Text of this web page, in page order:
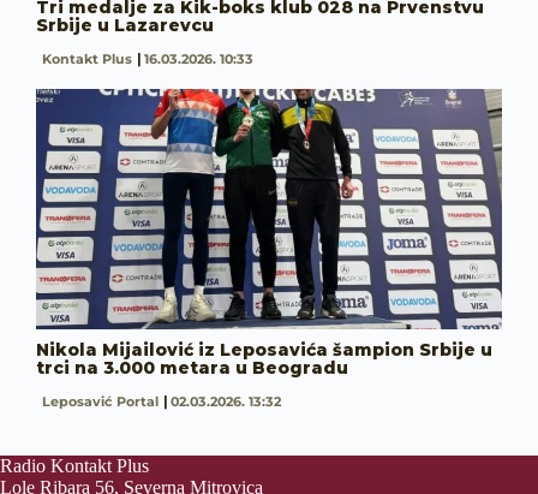
Tri medalje za Kik-boks klub 028 na Prvenstvu
Srbije u Lazarevcu
Kontakt Plus 16.03.2026. 10:33
Nikola Mijailović iz Leposavića šampion Srbije u
trci na 3.000 metara u Beogradu
Leposavić Portal 02.03.2026. 13:32
Radio Kontakt Plus
Lole Ribara 56, Severna Mitrovica